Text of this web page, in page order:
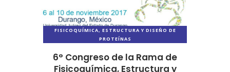
FISICOQUÍMICA, ESTRUCTURA Y DISEÑO DE
PROTEÍNAS
6° Congreso de la Rama de
Fisicoquímica, Estructura y